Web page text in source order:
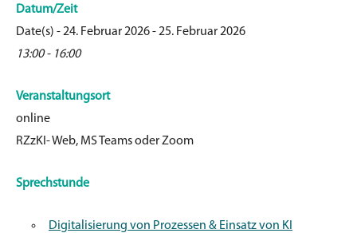
Datum/Zeit
Date(s) - 24. Februar 2026 - 25. Februar 2026
13:00 - 16:00
Veranstaltungsort
online
RZzKI- Web, MS Teams oder Zoom
Sprechstunde
Digitalisierung von Prozessen & Einsatz von KI